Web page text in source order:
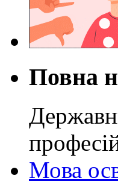
Повна
Мова